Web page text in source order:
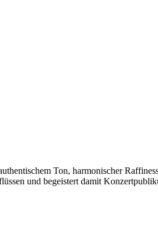
Ton, harmonischer
und begeistert damit